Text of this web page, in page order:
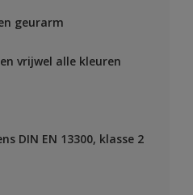
geurarm
vrijwel alle kleuren
DIN EN 13300, klasse 2